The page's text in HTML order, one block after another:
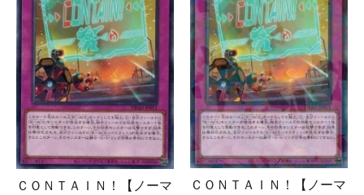
ＣＯＮＴＡＩＮ！【ノーマ
ＣＯＮＴＡＩＮ！【ノーマ